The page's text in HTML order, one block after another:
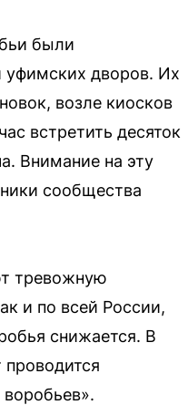
были
дворов. Их
возле киосков
встретить десяток
Внимание на эту
сообщества
тревожную
и по всей России,
снижается. В